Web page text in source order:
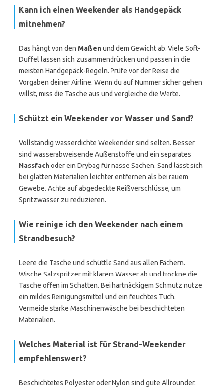
Kann ich einen Weekender als Handgepäck
mitnehmen?
Das hängt von den Maßenund dem Gewicht ab. Viele Soft-
Duffel lassen sich zusammendrücken und passen in die
meisten Handgepäck-Regeln. Prüfe vor der Reise die
Vorgaben deiner Airline. Wenn du auf Nummer sicher gehen
willst, miss die Tasche aus und vergleiche die Werte.
Schützt ein Weekender vor Wasser und Sand?
Vollständig wasserdichte Weekender sind selten. Besser
sind wasserabweisende Außenstoffe und ein separates
Nassfachoder ein Drybag für nasse Sachen. Sand lässt sich
bei glatten Materialien leichter entfernen als bei rauem
Gewebe. Achte auf abgedeckte Reißverschlüsse, um
Spritzwasser zu reduzieren.
Wie reinige ich den Weekender nach einem
Strandbesuch?
Leere die Tasche und schüttle Sand aus allen Fächern.
Wische Salzspritzer mit klarem Wasser ab und trockne die
Tasche offen im Schatten. Bei hartnäckigem Schmutz nutze
ein mildes Reinigungsmittel und ein feuchtes Tuch.
Vermeide starke Maschinenwäsche bei beschichteten
Materialien.
Welches Material ist für Strand-Weekender
empfehlenswert?
Beschichtetes Polyester oder Nylon sind gute Allrounder.